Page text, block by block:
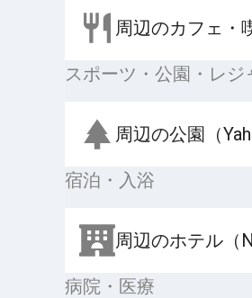
周辺のカフェ・
スポーツ・公園・レジ
周辺の公園（
宿泊・入浴
周辺のホテル（
病院・医療